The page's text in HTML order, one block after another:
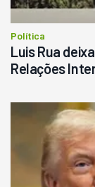
Política
Luis Rua
Relações